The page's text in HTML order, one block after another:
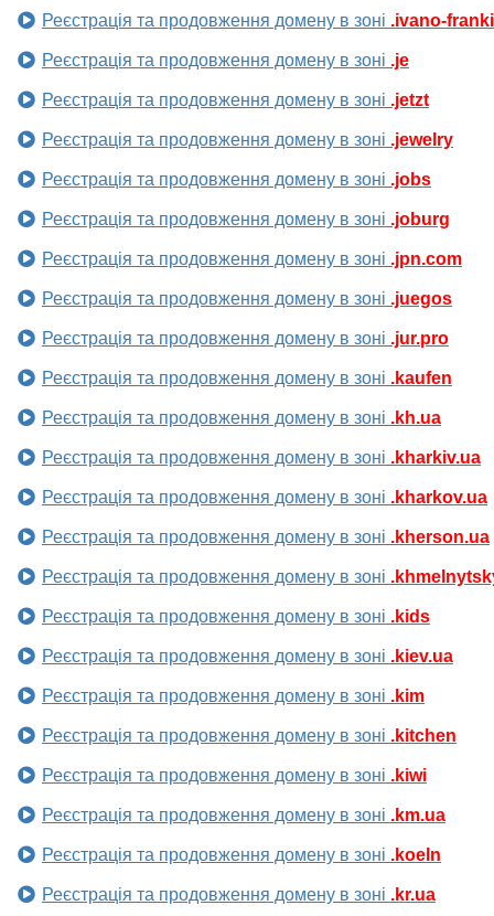
Реєстрація та продовження домену в зоні .ivano-
Реєстрація та продовження домену в зоні .je
Реєстрація та продовження домену в зоні .jetzt
Реєстрація та продовження домену в зоні .jewelry
Реєстрація та продовження домену в зоні .jobs
Реєстрація та продовження домену в зоні .joburg
Реєстрація та продовження домену в зоні .jpn.com
Реєстрація та продовження домену в зоні .juegos
Реєстрація та продовження домену в зоні .jur.pro
Реєстрація та продовження домену в зоні .kaufen
Реєстрація та продовження домену в зоні .kh.ua
Реєстрація та продовження домену в зоні .kharkiv.ua
Реєстрація та продовження домену в зоні .kharkov.ua
Реєстрація та продовження домену в зоні .kherson.ua
Реєстрація та продовження домену в зоні
Реєстрація та продовження домену в зоні .kids
Реєстрація та продовження домену в зоні .kiev.ua
Реєстрація та продовження домену в зоні .kim
Реєстрація та продовження домену в зоні .kitchen
Реєстрація та продовження домену в зоні .kiwi
Реєстрація та продовження домену в зоні .km.ua
Реєстрація та продовження домену в зоні .koeln
Реєстрація та продовження домену в зоні .kr.ua